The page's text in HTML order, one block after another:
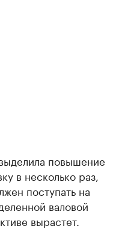
повышение
в несколько раз,
поступать на
валовой
вырастет.